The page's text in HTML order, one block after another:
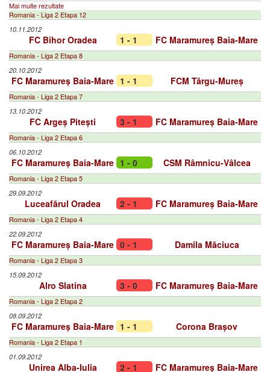
Mai multe rezultate
Romania - Liga 2 Etapa 12
10.11.2012
FC Bihor Oradea 1 - 1 FC Maramureș Baia-Mare
Romania - Liga 2 Etapa 8
20.10.2012
FC Maramureș Baia-Mare 1 - 1 FCM Târgu-Mureș
Romania - Liga 2 Etapa 7
13.10.2012
FC Argeș Pitești 3 - 1 FC Maramureș Baia-Mare
Romania - Liga 2 Etapa 6
06.10.2012
FC Maramureș Baia-Mare 1 - 0 CSM Râmnicu-Vâlcea
Romania - Liga 2 Etapa 5
29.09.2012
Luceafărul Oradea 2 - 1 FC Maramureș Baia-Mare
Romania - Liga 2 Etapa 4
22.09.2012
FC Maramureș Baia-Mare 0 - 1 Damila Măciuca
Romania - Liga 2 Etapa 3
15.09.2012
Alro Slatina 3 - 0 FC Maramureș Baia-Mare
Romania - Liga 2 Etapa 2
08.09.2012
FC Maramureș Baia-Mare 1 - 1 Corona Brașov
Romania - Liga 2 Etapa 1
01.09.2012
Unirea Alba-Iulia 2 - 1 FC Maramureș Baia-Mare